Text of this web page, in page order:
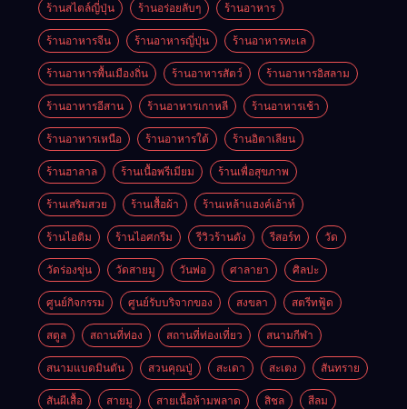
ร้านสไตล์ญี่ปุ่น ร้านอร่อยลับๆ ร้านอาหาร
ร้านอาหารจีน ร้านอาหารญี่ปุ่น ร้านอาหารทะเล
ร้านอาหารพื้นเมืองถิ่น ร้านอาหารสัตว์ ร้านอาหารอิสลาม
ร้านอาหารอีสาน ร้านอาหารเกาหลี ร้านอาหารเช้า
ร้านอาหารเหนือ ร้านอาหารใต้ ร้านอิตาเลียน
ร้านฮาลาล ร้านเนื้อพรีเมียม ร้านเพื่อสุขภาพ
ร้านเสริมสวย ร้านเสื้อผ้า ร้านเหล้าแฮงค์เอ้าท์
ร้านไอติม ร้านไอศกรีม รีวิวร้านดัง รีสอร์ท วัด
วัดร่องขุ่น วัดสายมู วันพ่อ ศาลายา ศิลปะ
ศูนย์กิจกรรม ศูนย์รับบริจากของ สงขลา สตรีทฟู้ด
สตูล สถานที่ท่อง สถานที่ท่องเที่ยว สนามกีฬา
สนามแบดมินตัน สวนคุณปู่ สะเดา สะเตง สันทราย
สันผีเสื้อ สายมู สายเนื้อห้ามพลาด สิชล สีลม